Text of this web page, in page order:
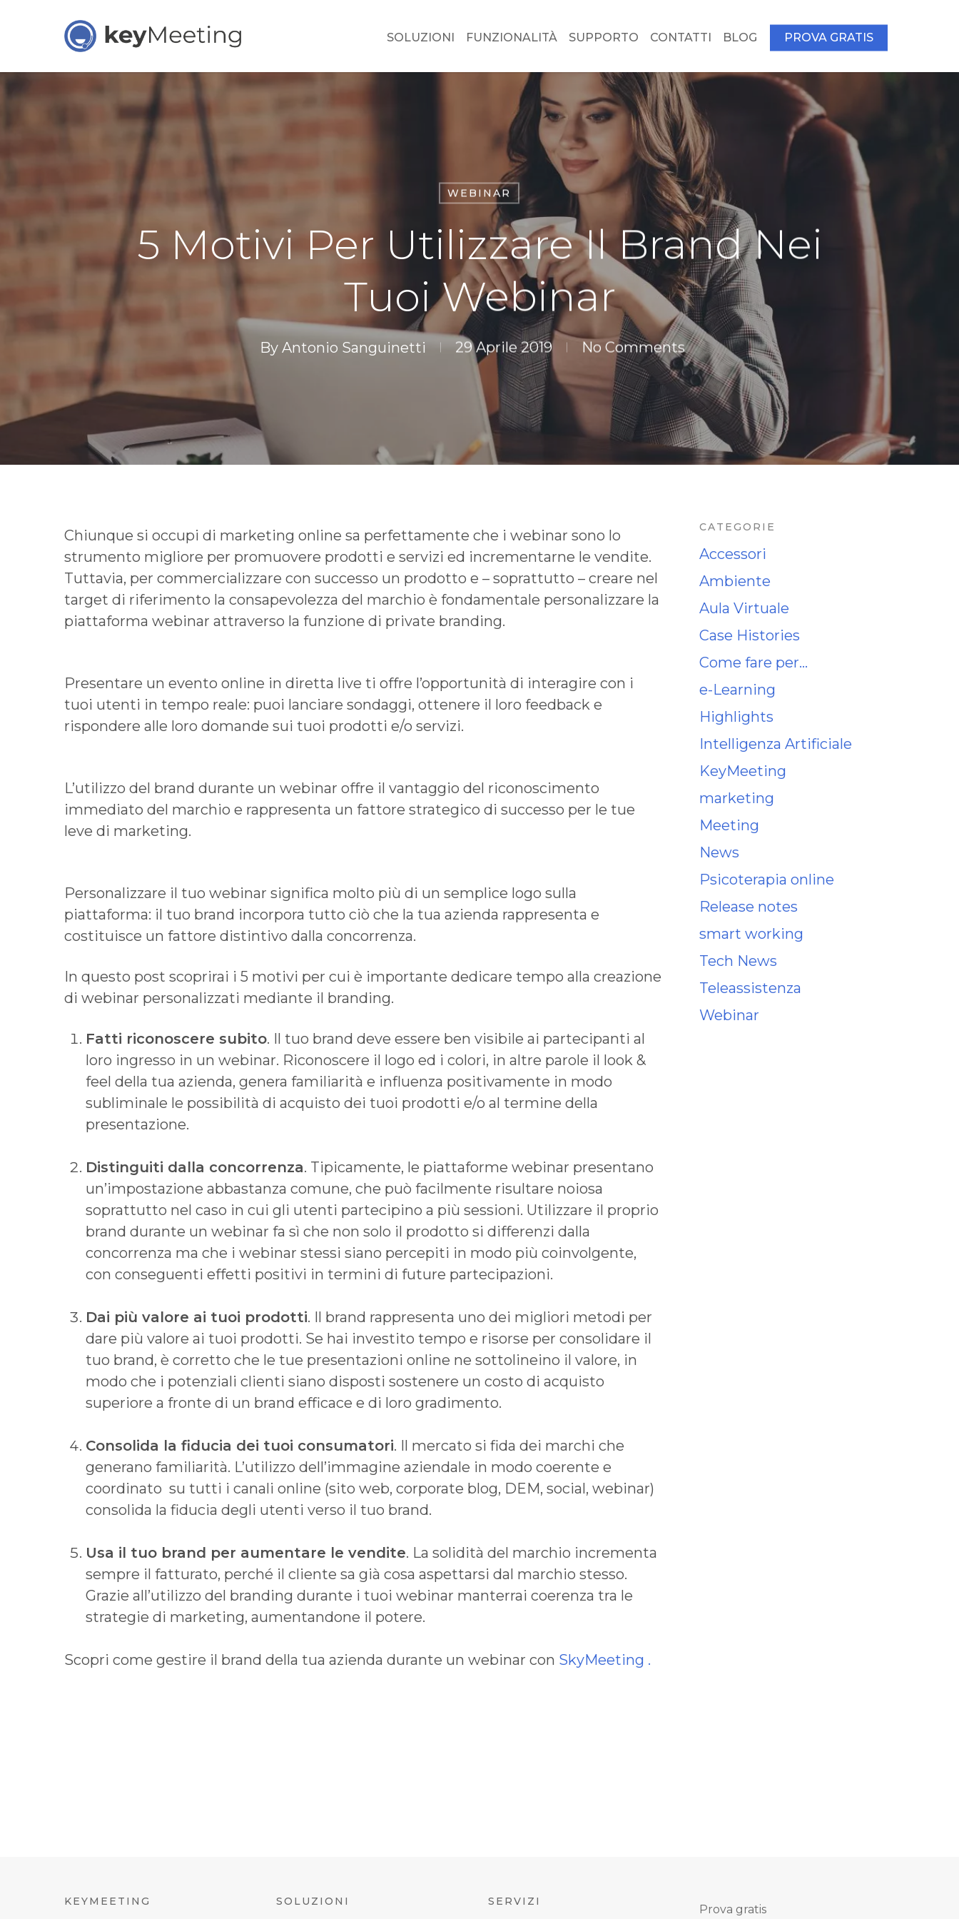
content
SOLUZIONI FUNZIONALITÀ SUPPORTO CONTATTI BLOG PROVA GRATIS
WEBINAR
5 Motivi Per Utilizzare Il Brand Nei
Tuoi Webinar
By Antonio Sanguinetti 29 Aprile 2019 No Comments
Chiunque si occupi di marketing online sa perfettamente che i webinar sono lo
strumento migliore per promuovere prodotti e servizi ed incrementarne le vendite.
Tuttavia, per commercializzare con successo un prodotto e – soprattutto – creare nel
target di riferimento la consapevolezza del marchio è fondamentale personalizzare la
piattaforma webinar attraverso la funzione di private branding.
Presentare un evento online in diretta live ti offre l’opportunità di interagire con i
tuoi utenti in tempo reale: puoi lanciare sondaggi, ottenere il loro feedback e
rispondere alle loro domande sui tuoi prodotti e/o servizi.
L’utilizzo del brand durante un webinar offre il vantaggio del riconoscimento
immediato del marchio e rappresenta un fattore strategico di successo per le tue
leve di marketing.
Personalizzare il tuo webinar significa molto più di un semplice logo sulla
piattaforma: il tuo brand incorpora tutto ciò che la tua azienda rappresenta e
costituisce un fattore distintivo dalla concorrenza.
In questo post scoprirai i 5 motivi per cui è importante dedicare tempo alla creazione
di webinar personalizzati mediante il branding.
Fatti riconoscere subito. Il tuo brand deve essere ben visibile ai partecipanti al
loro ingresso in un webinar. Riconoscere il logo ed i colori, in altre parole il look &
feel della tua azienda, genera familiarità e influenza positivamente in modo
subliminale le possibilità di acquisto dei tuoi prodotti e/o al termine della
presentazione.
Distinguiti dalla concorrenza. Tipicamente, le piattaforme webinar presentano
un’impostazione abbastanza comune, che può facilmente risultare noiosa
soprattutto nel caso in cui gli utenti partecipino a più sessioni. Utilizzare il proprio
brand durante un webinar fa sì che non solo il prodotto si differenzi dalla
concorrenza ma che i webinar stessi siano percepiti in modo più coinvolgente,
con conseguenti effetti positivi in termini di future partecipazioni.
Dai più valore ai tuoi prodotti. Il brand rappresenta uno dei migliori metodi per
dare più valore ai tuoi prodotti. Se hai investito tempo e risorse per consolidare il
tuo brand, è corretto che le tue presentazioni online ne sottolineino il valore, in
modo che i potenziali clienti siano disposti sostenere un costo di acquisto
superiore a fronte di un brand efficace e di loro gradimento.
Consolida la fiducia dei tuoi consumatori. Il mercato si fida dei marchi che
generano familiarità. L’utilizzo dell’immagine aziendale in modo coerente e
coordinato su tutti i canali online (sito web, corporate blog, DEM, social, webinar)
consolida la fiducia degli utenti verso il tuo brand.
Usa il tuo brand per aumentare le vendite. La solidità del marchio incrementa
sempre il fatturato, perché il cliente sa già cosa aspettarsi dal marchio stesso.
Grazie all’utilizzo del branding durante i tuoi webinar manterrai coerenza tra le
strategie di marketing, aumentandone il potere.
Scopri come gestire il brand della tua azienda durante un webinar con SkyMeeting .
CATEGORIE
Accessori
Ambiente
Aula Virtuale
Case Histories
Come fare per…
e-Learning
Highlights
Intelligenza Artificiale
KeyMeeting
marketing
Meeting
News
Psicoterapia online
Release notes
smart working
Tech News
Teleassistenza
Webinar
KEYMEETING SOLUZIONI SERVIZI
Prova gratis